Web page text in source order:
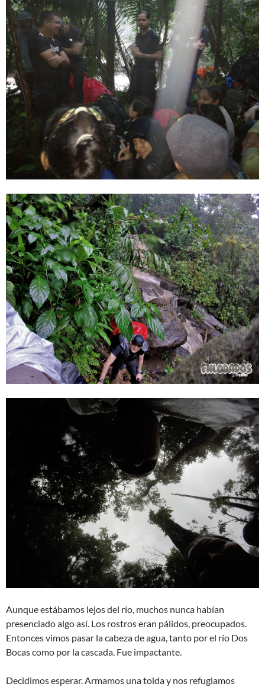
Aunque estábamos lejos del río, muchos nunca habían
presenciado algo así. Los rostros eran pálidos, preocupados.
Entonces vimos pasar la cabeza de agua, tanto por el río Dos
Bocas como por la cascada. Fue impactante.
Decidimos esperar. Armamos una tolda y nos refugiamos